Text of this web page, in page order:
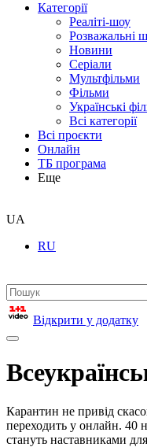
Категорії
Реаліті-шоу
Розважальні
Новини
Серіали
Мультфільми
Фільми
Українські
Всі категорії
Всі проєкти
Онлайн
ТБ програма
Еще
UA
RU
Відкрити у додатку
Карантин не привід
переходить у онлайн. 40
стануть наставниками для